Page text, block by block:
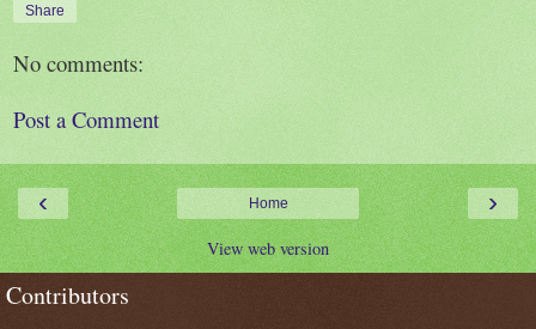
Share
No comments:
Post a Comment
‹ ›
Home
View web version
Contributors